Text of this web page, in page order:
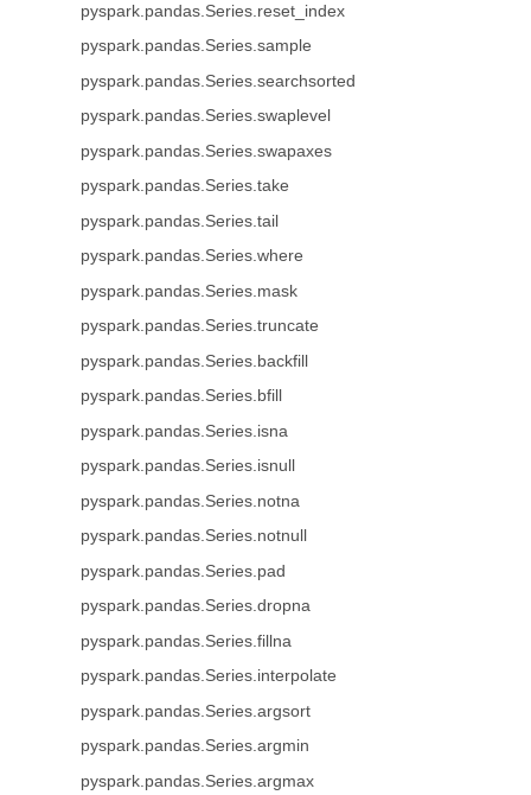
pyspark.pandas.Series.reset_index
pyspark.pandas.Series.sample
pyspark.pandas.Series.searchsorted
pyspark.pandas.Series.swaplevel
pyspark.pandas.Series.swapaxes
pyspark.pandas.Series.take
pyspark.pandas.Series.tail
pyspark.pandas.Series.where
pyspark.pandas.Series.mask
pyspark.pandas.Series.truncate
pyspark.pandas.Series.backfill
pyspark.pandas.Series.bfill
pyspark.pandas.Series.isna
pyspark.pandas.Series.isnull
pyspark.pandas.Series.notna
pyspark.pandas.Series.notnull
pyspark.pandas.Series.pad
pyspark.pandas.Series.dropna
pyspark.pandas.Series.fillna
pyspark.pandas.Series.interpolate
pyspark.pandas.Series.argsort
pyspark.pandas.Series.argmin
pyspark.pandas.Series.argmax